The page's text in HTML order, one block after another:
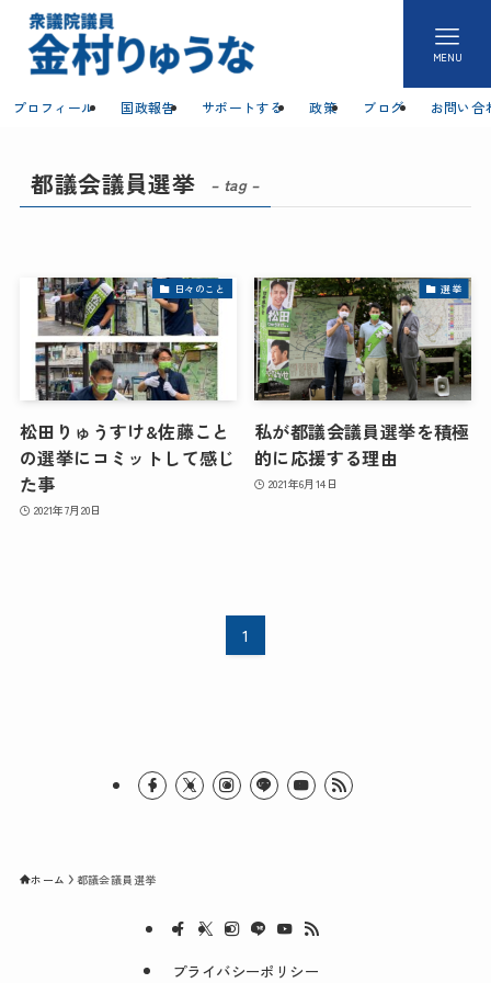
MENU
プロフィール 国政報告 サポートする 政策 ブログ お問い合
都議会議員選挙 – tag –
日々のこと
松田りゅうすけ&佐藤こと
の選挙にコミットして感じ
た事
2021年7月20日
選挙
私が都議会議員選挙を積極
的に応援する理由
2021年6月14日
1
ホーム 都議会議員選挙
プライバシーポリシー